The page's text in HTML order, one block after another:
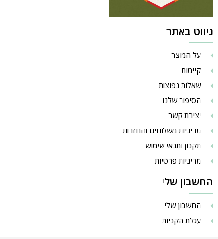
ניווט באתר
על המוצר
קיימות
שאלות נפוצות
הסיפור שלנו
יצירת קשר
מדיניות משלוחים והחזרות
תקנון ותנאי שימוש
מדיניות פרטיות
החשבון שלי
החשבון שלי
עגלת הקניות